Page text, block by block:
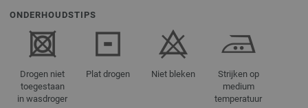
ONDERHOUDSTIPS
Drogen niet
toegestaan
in wasdroger
Plat drogen Niet bleken
Strijken op
medium
temperatuur